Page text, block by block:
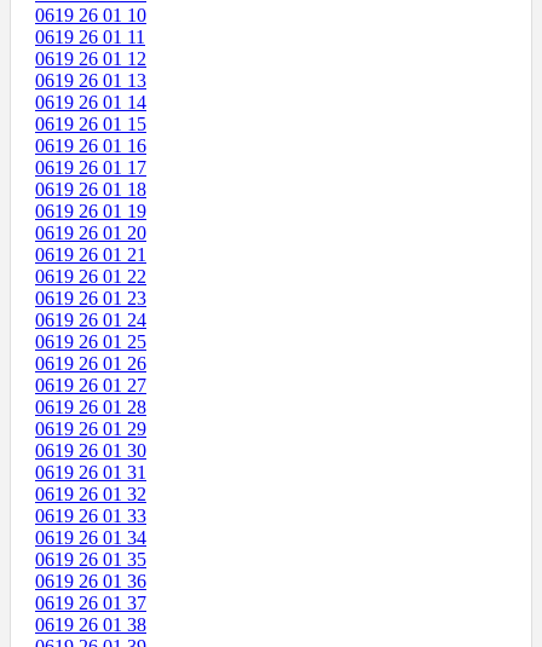
0619 26 01 10
0619 26 01 11
0619 26 01 12
0619 26 01 13
0619 26 01 14
0619 26 01 15
0619 26 01 16
0619 26 01 17
0619 26 01 18
0619 26 01 19
0619 26 01 20
0619 26 01 21
0619 26 01 22
0619 26 01 23
0619 26 01 24
0619 26 01 25
0619 26 01 26
0619 26 01 27
0619 26 01 28
0619 26 01 29
0619 26 01 30
0619 26 01 31
0619 26 01 32
0619 26 01 33
0619 26 01 34
0619 26 01 35
0619 26 01 36
0619 26 01 37
0619 26 01 38